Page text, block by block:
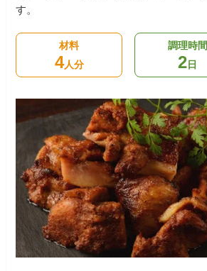
す。
材料
4人分
調理時間
2日